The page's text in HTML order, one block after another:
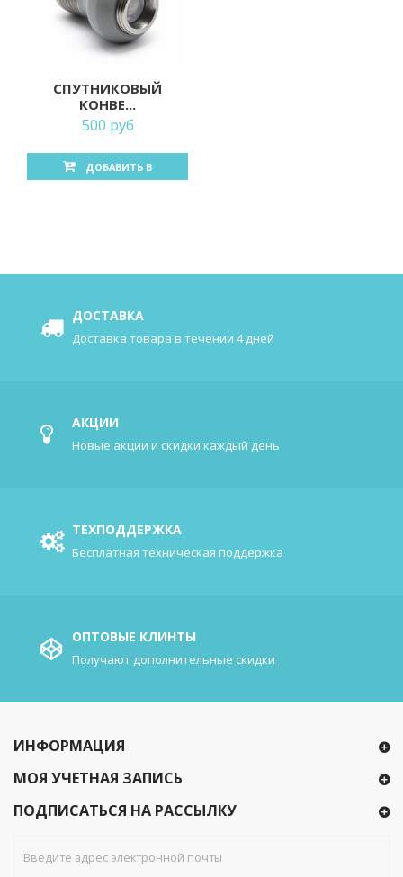
СПУТНИКОВЫЙ
КОНВЕ...
500 руб
ДОБАВИТЬ В
ДОСТАВКА
Доставка товара в течении 4 дней
АКЦИИ
Новые акции и скидки каждый день
ТЕХПОДДЕРЖКА
Бесплатная техническая поддержка
ОПТОВЫЕ КЛИНТЫ
Получают дополнительные скидки
ИНФОРМАЦИЯ
МОЯ УЧЕТНАЯ ЗАПИСЬ
ПОДПИСАТЬСЯ НА РАССЫЛКУ